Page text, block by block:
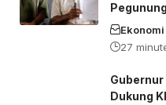
27
Dukung